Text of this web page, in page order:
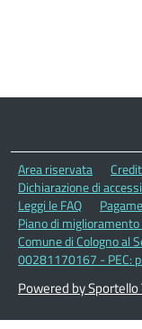
Area riservata
Dichiarazione di
Leggi le FAQ
Piano di
Comune di Cologno al
00281170167 - PEC:
Powered by